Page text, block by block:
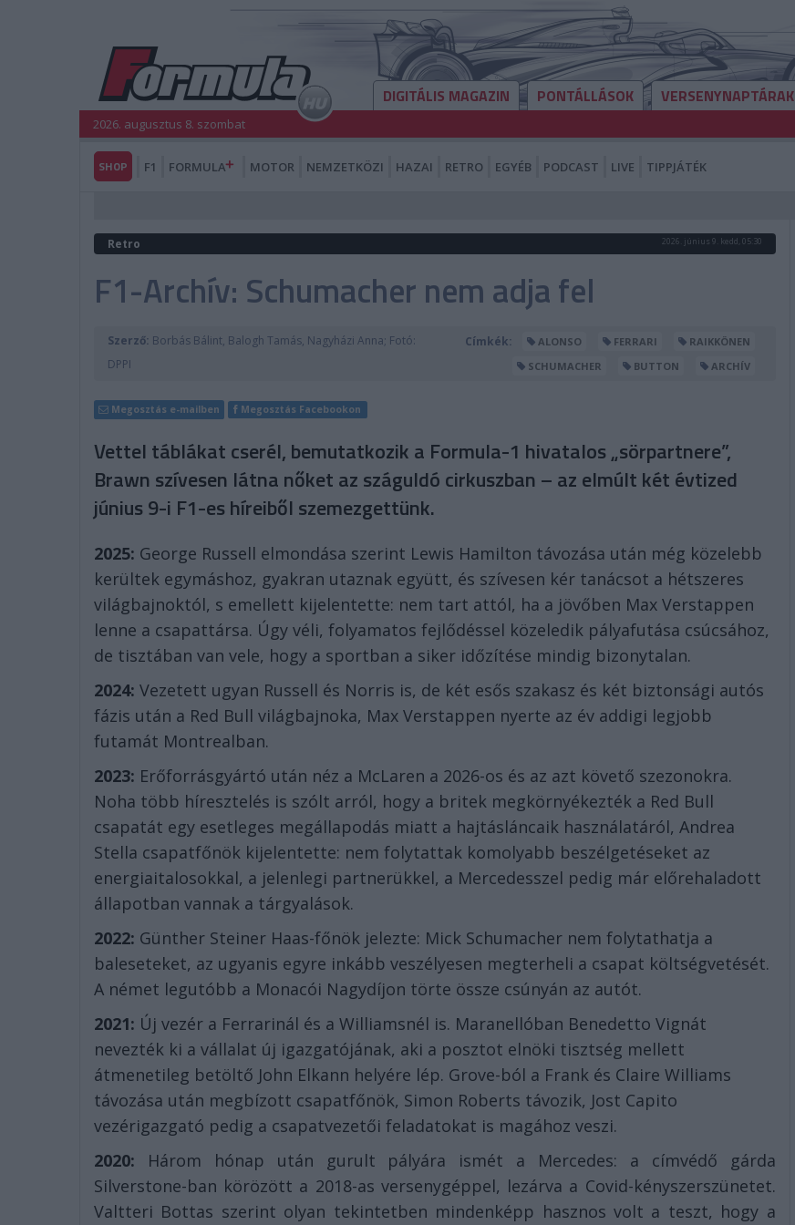
DIGITÁLIS MAGAZIN PONTÁLLÁSOK VERSENYNAPTÁRAK
2026. augusztus 8. szombat
SHOP F1 FORMULA MOTOR NEMZETKÖZI HAZAI RETRO EGYÉB PODCAST LIVE TIPPJÁTÉK
Retro 2026. június 9. kedd, 05:30
F1-Archív: Schumacher nem adja fel
Szerző: Borbás Bálint, Balogh Tamás, Nagyházi Anna; Fotó:
DPPI
Címkék: ALONSO FERRARI
RAIKKÖNEN
SCHUMACHER
BUTTON ARCHÍV
Megosztás e-mailben Megosztás Facebookon
Vettel táblákat cserél, bemutatkozik a Formula-1 hivatalos „sörpartnere”,
Brawn szívesen látna nőket az száguldó cirkuszban – az elmúlt két évtized
június 9-i F1-es híreiből szemezgettünk.
2025: George Russell elmondása szerint Lewis Hamilton távozása után még közelebb
kerültek egymáshoz, gyakran utaznak együtt, és szívesen kér tanácsot a hétszeres
világbajnoktól, s emellett kijelentette: nem tart attól, ha a jövőben Max Verstappen
lenne a csapattársa. Úgy véli, folyamatos fejlődéssel közeledik pályafutása csúcsához,
de tisztában van vele, hogy a sportban a siker időzítése mindig bizonytalan.
2024: Vezetett ugyan Russell és Norris is, de két esős szakasz és két biztonsági autós
fázis után a Red Bull világbajnoka, Max Verstappen nyerte az év addigi legjobb
futamát Montrealban.
2023: Erőforrásgyártó után néz a McLaren a 2026-os és az azt követő szezonokra.
Noha több híresztelés is szólt arról, hogy a britek megkörnyékezték a Red Bull
csapatát egy esetleges megállapodás miatt a hajtásláncaik használatáról, Andrea
Stella csapatfőnök kijelentette: nem folytattak komolyabb beszélgetéseket az
energiaitalosokkal, a jelenlegi partnerükkel, a Mercedesszel pedig már előrehaladott
állapotban vannak a tárgyalások.
2022: Günther Steiner Haas-főnök jelezte: Mick Schumacher nem folytathatja a
baleseteket, az ugyanis egyre inkább veszélyesen megterheli a csapat költségvetését.
A német legutóbb a Monacói Nagydíjon törte össze csúnyán az autót.
2021: Új vezér a Ferrarinál és a Williamsnél is. Maranellóban Benedetto Vignát
nevezték ki a vállalat új igazgatójának, aki a posztot elnöki tisztség mellett
átmenetileg betöltő John Elkann helyére lép. Grove-ból a Frank és Claire Williams
távozása után megbízott csapatfőnök, Simon Roberts távozik, Jost Capito
vezérigazgató pedig a csapatvezetői feladatokat is magához veszi.
2020: Három hónap után gurult pályára ismét a Mercedes: a címvédő gárda
Silverstone-ban körözött a 2018-as versenygéppel, lezárva a Covid-kényszerszünetet.
Valtteri Bottas szerint olyan tekintetben mindenképp hasznos volt a teszt, hogy a